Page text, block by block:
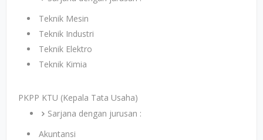
Teknik Mesin
Teknik Industri
Teknik Elektro
Teknik Kimia
PKPP KTU (Kepala Tata Usaha)
Sarjana dengan jurusan :
Akuntansi